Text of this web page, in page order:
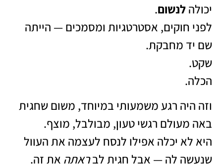
יכולהלנשום.
לפני חוקים, אסטרטגיות ומסמכים — הייתה
שם יד מחבקת.
שקט.
הכלה.
וזה היה רגע משמעותי במיוחד, משום שחגית
באה מעולם רגשי טעון, מבולבל, מוצף.
היא לא יכלה אפילו לנסח לעצמה את העוול
שנעשה לה — אבל חגית לבראתה את זה.